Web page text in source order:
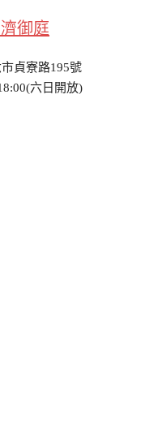
御庭
貞寮路195號
六日開放)